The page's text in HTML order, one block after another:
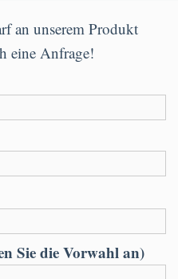
an unserem Produkt
eine Anfrage!
Sie die Vorwahl an)